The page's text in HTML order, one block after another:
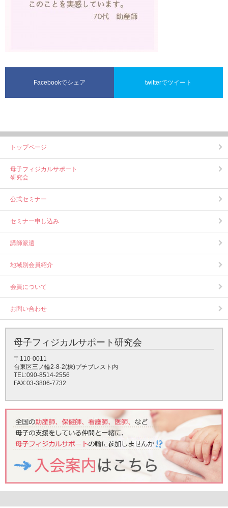
Facebookでシェア twitterでツイート
トップページ
母子フィジカルサポート
研究会
公式セミナー
セミナー申し込み
講師派遣
地域別会員紹介
会員について
お問い合わせ
母子フィジカルサポート研究会
〒110-0011
台東区三ノ輪2-8-2(株)プチブレスト内
TEL:090-8514-2556
FAX:03-3806-7732